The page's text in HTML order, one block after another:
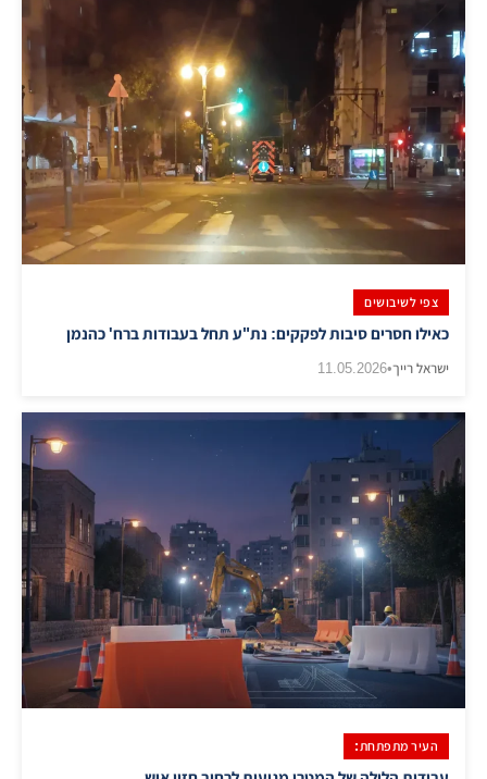
צפי לשיבושים
כאילו חסרים סיבות לפקקים: נת"ע תחל בעבודות ברח' כהנמן
ישראל רייך•
11.05.2026
העיר מתפתחת: